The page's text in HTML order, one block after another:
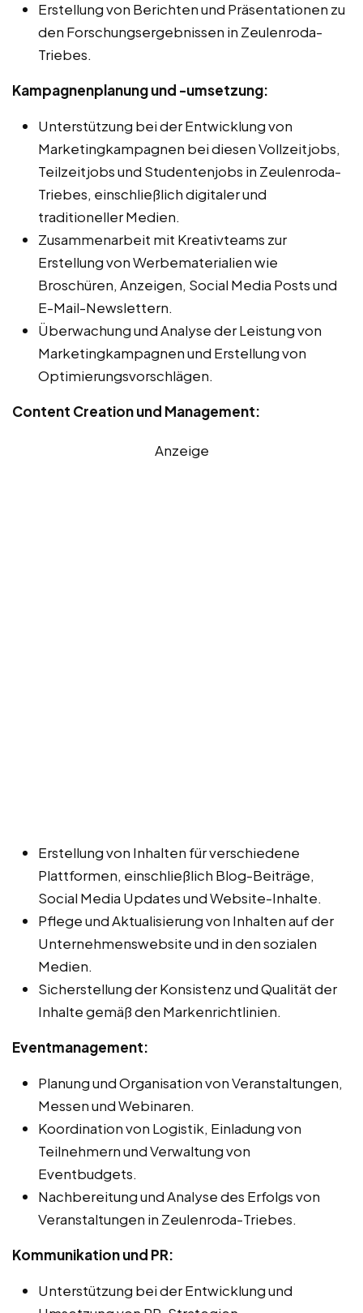
Erstellung von Berichten und Präsentationen zu
den Forschungsergebnissen in Zeulenroda-
Triebes.
Kampagnenplanung und -umsetzung:
Unterstützung bei der Entwicklung von
Marketingkampagnen bei diesen Vollzeitjobs,
Teilzeitjobs und Studentenjobs in Zeulenroda-
Triebes, einschließlich digitaler und
traditioneller Medien.
Zusammenarbeit mit Kreativteams zur
Erstellung von Werbematerialien wie
Broschüren, Anzeigen, Social Media Posts und
E-Mail-Newslettern.
Überwachung und Analyse der Leistung von
Marketingkampagnen und Erstellung von
Optimierungsvorschlägen.
Content Creation und Management:
Anzeige
Erstellung von Inhalten für verschiedene
Plattformen, einschließlich Blog-Beiträge,
Social Media Updates und Website-Inhalte.
Pflege und Aktualisierung von Inhalten auf der
Unternehmenswebsite und in den sozialen
Medien.
Sicherstellung der Konsistenz und Qualität der
Inhalte gemäß den Markenrichtlinien.
Eventmanagement:
Planung und Organisation von Veranstaltungen,
Messen und Webinaren.
Koordination von Logistik, Einladung von
Teilnehmern und Verwaltung von
Eventbudgets.
Nachbereitung und Analyse des Erfolgs von
Veranstaltungen in Zeulenroda-Triebes.
Kommunikation und PR:
Unterstützung bei der Entwicklung und